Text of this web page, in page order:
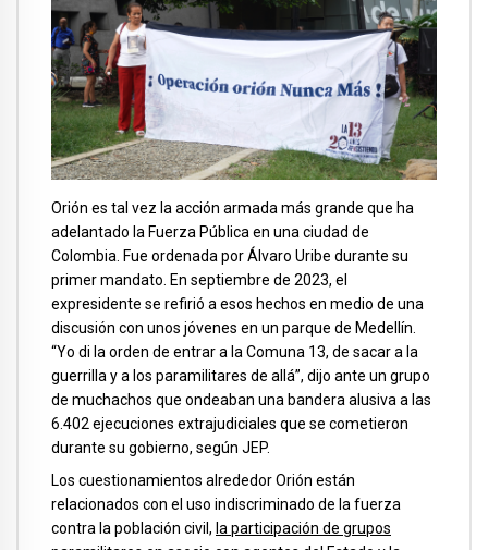
Orión es tal vez la acción armada más grande que ha
adelantado la Fuerza Pública en una ciudad de
Colombia. Fue ordenada por Álvaro Uribe durante su
primer mandato. En septiembre de 2023, el
expresidente se refirió a esos hechos en medio de una
discusión con unos jóvenes en un parque de Medellín.
“Yo di la orden de entrar a la Comuna 13, de sacar a la
guerrilla y a los paramilitares de allá”, dijo ante un grupo
de muchachos que ondeaban una bandera alusiva a las
6.402 ejecuciones extrajudiciales que se cometieron
durante su gobierno, según JEP.
Los cuestionamientos alrededor Orión están
relacionados con el uso indiscriminado de la fuerza
contra la población civil, la participación de grupos